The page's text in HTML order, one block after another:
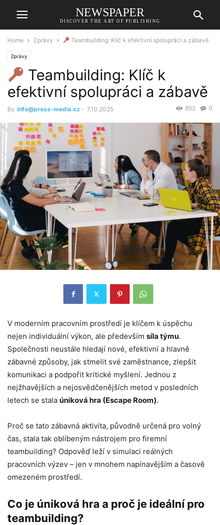
NEWSPAPER
DISCOVER THE ART OF PUBLISHING
Home Zprávy Teambuilding: Klíč k efektivní spolupráci a zábavě
Zprávy
Teambuilding: Klíč k
efektivní spolupráci a zábavě
By info@press-media.cz - 7.10.2025 0
852
V moderním pracovním prostředí je klíčem k úspěchu
nejen individuální výkon, ale především síla týmu.
Společnosti neustále hledají nové, efektivní a hlavně
zábavné způsoby, jak stmelit své zaměstnance, zlepšit
komunikaci a podpořit kritické myšlení. Jednou z
nejžhavějších a nejosvědčenějších metod v posledních
letech se stala úniková hra (Escape Room).
Proč se tato zábavná aktivita, původně určená pro volný
čas, stala tak oblíbeným nástrojem pro firemní
teambuilding? Odpověď leží v simulaci reálných
pracovních výzev – jen v mnohem napínavějším a časově
omezeném prostředí.
Co je úniková hra a proč je ideální pro
teambuilding?